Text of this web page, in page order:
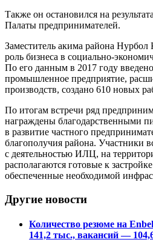
Также он остановился на
Палаты предпринимателей.
Заместитель акима района
роль бизнеса в социально-
По его данным в 2017 году
промышленное предприятие,
производств, создано 610 новых
По итогам встречи ряд
награждены благодарственными
в развитие частного
благополучия района. Участники
с деятельностью ИЛЦ, на
располагаются готовые к
обеспеченные необходимой
Другие новости
Количество резюме на
141,2 тыс., вакансий —